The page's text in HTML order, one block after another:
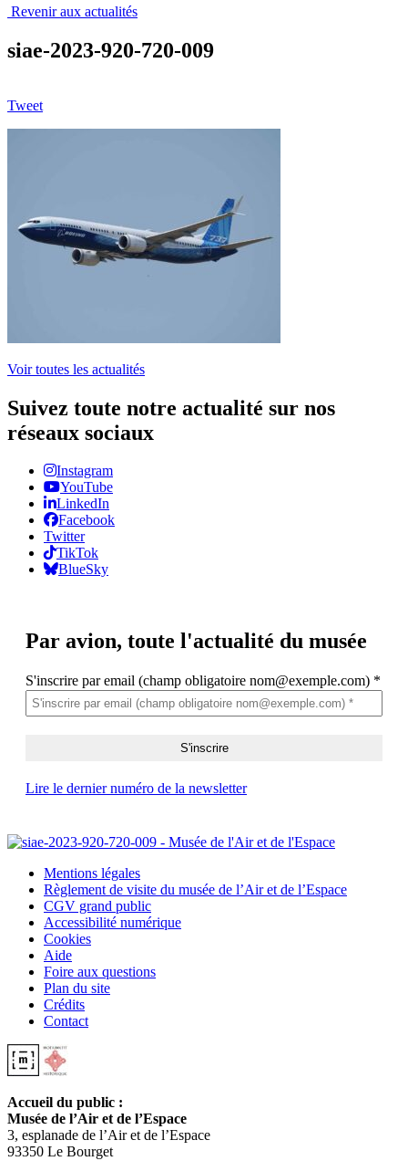
Revenir aux actualités
siae-2023-920-720-009
Tweet
Voir toutes les actualités
Suivez toute notre actualité sur nos
réseaux sociaux
Instagram
YouTube
LinkedIn
Facebook
Twitter
TikTok
BlueSky
Par avion, toute l'actualité du musée
S'inscrire par email (champ obligatoire nom@exemple.com) *
Lire le dernier numéro de la newsletter
Mentions légales
Règlement de visite du musée de l’Air et de l’Espace
CGV grand public
Accessibilité numérique
Cookies
Aide
Foire aux questions
Plan du site
Crédits
Contact
Accueil du public :
Musée de l’Air et de l’Espace
3, esplanade de l’Air et de l’Espace
93350 Le Bourget